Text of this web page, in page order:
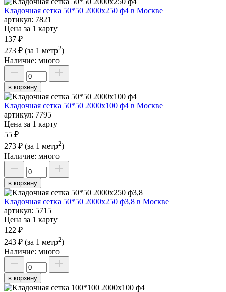
Кладочная сетка 50*50 2000х250 ф4 в Москве
артикул: 7821
Цена за 1 карту
137 ₽
273 ₽ (за 1 метр2)
Наличие: много
в корзину
Кладочная сетка 50*50 2000х100 ф4 в Москве
артикул: 7795
Цена за 1 карту
55 ₽
273 ₽ (за 1 метр2)
Наличие: много
в корзину
Кладочная сетка 50*50 2000х250 ф3,8 в Москве
артикул: 5715
Цена за 1 карту
122 ₽
243 ₽ (за 1 метр2)
Наличие: много
в корзину